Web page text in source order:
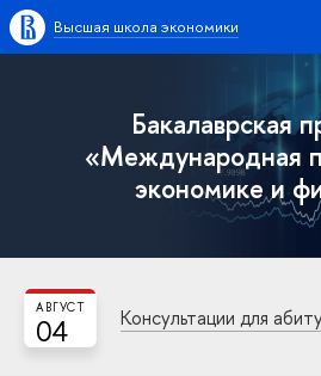
Высшая школа экономики
Бакалаврская
«Международная
экономике и
04
АВГУСТ Консультации для